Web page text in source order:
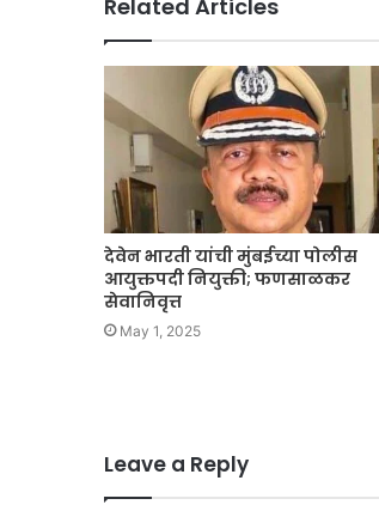
Related Articles
देवेन भारती यांची मुंबईच्या पोलीस
आयुक्तपदी नियुक्ती; फणसाळकर
सेवानिवृत्त
May 1, 2025
Leave a Reply